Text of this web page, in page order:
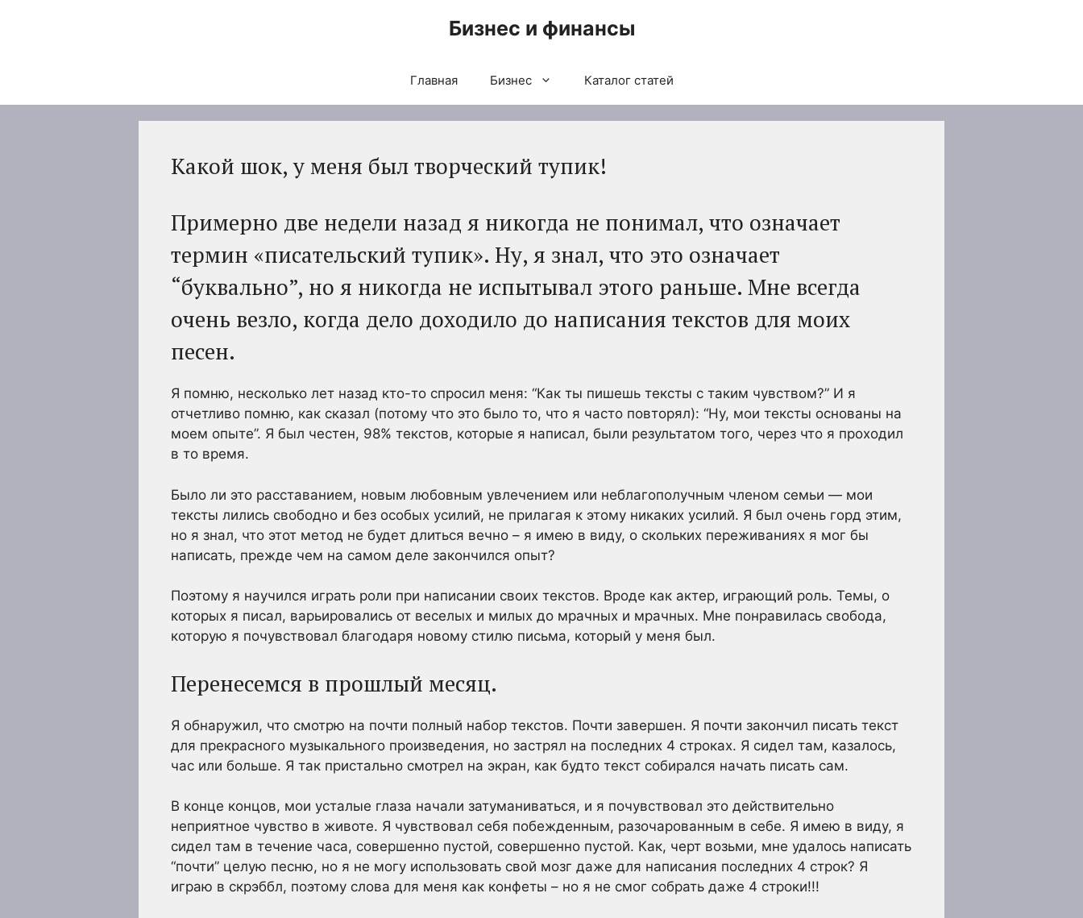
Бизнес и финансы
Главная Бизнес Каталог статей
Какой шок, у меня был творческий тупик!
Примерно две недели назад я никогда не понимал, что означает
термин «писательский тупик». Ну, я знал, что это означает
“буквально”, но я никогда не испытывал этого раньше. Мне всегда
очень везло, когда дело доходило до написания текстов для моих
песен.
Я помню, несколько лет назад кто-то спросил меня: “Как ты пишешь тексты с таким чувством?” И я
отчетливо помню, как сказал (потому что это было то, что я часто повторял): “Ну, мои тексты основаны на
моем опыте”. Я был честен, 98% текстов, которые я написал, были результатом того, через что я проходил
в то время.
Было ли это расставанием, новым любовным увлечением или неблагополучным членом семьи — мои
тексты лились свободно и без особых усилий, не прилагая к этому никаких усилий. Я был очень горд этим,
но я знал, что этот метод не будет длиться вечно – я имею в виду, о скольких переживаниях я мог бы
написать, прежде чем на самом деле закончился опыт?
Поэтому я научился играть роли при написании своих текстов. Вроде как актер, играющий роль. Темы, о
которых я писал, варьировались от веселых и милых до мрачных и мрачных. Мне понравилась свобода,
которую я почувствовал благодаря новому стилю письма, который у меня был.
Перенесемся в прошлый месяц.
Я обнаружил, что смотрю на почти полный набор текстов. Почти завершен. Я почти закончил писать текст
для прекрасного музыкального произведения, но застрял на последних 4 строках. Я сидел там, казалось,
час или больше. Я так пристально смотрел на экран, как будто текст собирался начать писать сам.
В конце концов, мои усталые глаза начали затуманиваться, и я почувствовал это действительно
неприятное чувство в животе. Я чувствовал себя побежденным, разочарованным в себе. Я имею в виду, я
сидел там в течение часа, совершенно пустой, совершенно пустой. Как, черт возьми, мне удалось написать
“почти” целую песню, но я не могу использовать свой мозг даже для написания последних 4 строк? Я
играю в скрэббл, поэтому слова для меня как конфеты – но я не смог собрать даже 4 строки!!!